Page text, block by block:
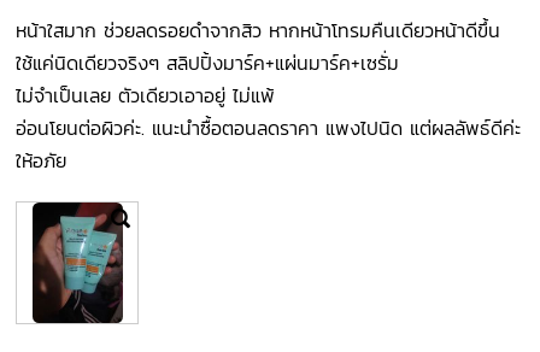
หน้าใสมาก ช่วยลดรอยดำจากสิว หากหน้าโทรมคืนเดียวหน้าดีขึ้น
ใช้แค่นิดเดียวจริงๆ สลิปปิ้งมาร์ค+แผ่นมาร์ค+เซรั่ม
ไม่จำเป็นเลย ตัวเดียวเอาอยู่ ไม่แพ้
อ่อนโยนต่อผิวค่ะ. แนะนำซื้อตอนลดราคา แพงไปนิด แต่ผลลัพธ์ดีค่ะ
ให้อภัย